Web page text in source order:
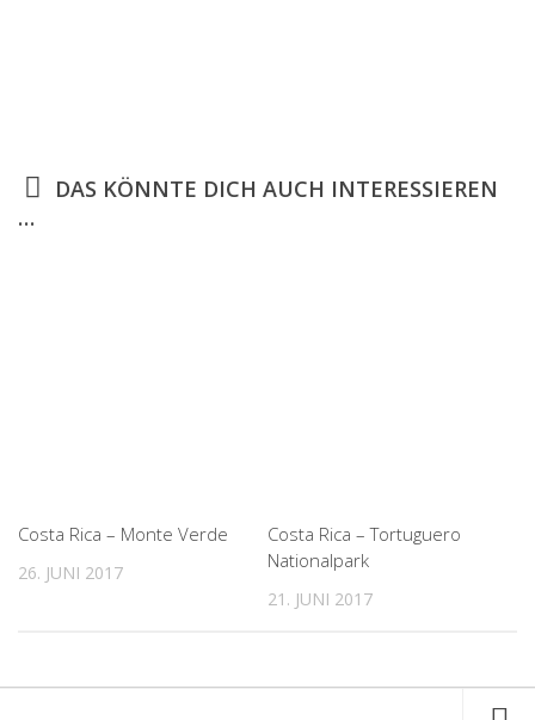
DAS KÖNNTE DICH AUCH INTERESSIEREN
…
Costa Rica – Monte Verde
26. JUNI 2017
Costa Rica – Tortuguero
Nationalpark
21. JUNI 2017